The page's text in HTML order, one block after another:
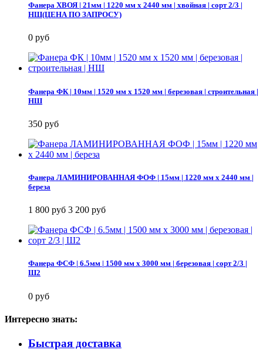
Фанера ХВОЯ | 21мм | 1220 мм х 2440 мм | хвойная | сорт 2/3 |
НШ(ЦЕНА ПО ЗАПРОСУ)
0 руб
Фанера ФК | 10мм | 1520 мм х 1520 мм | березовая | строительная |
НШ
350 руб
Фанера ЛАМИНИРОВАННАЯ ФОФ | 15мм | 1220 мм х 2440 мм |
береза
1 800 руб 3 200 руб
Фанера ФСФ | 6.5мм | 1500 мм х 3000 мм | березовая | сорт 2/3 |
Ш2
0 руб
Интересно знать:
Быстрая доставка